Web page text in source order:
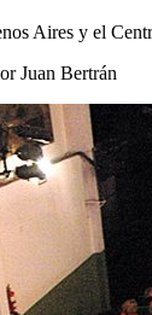
Aires y el
Juan Bertrán